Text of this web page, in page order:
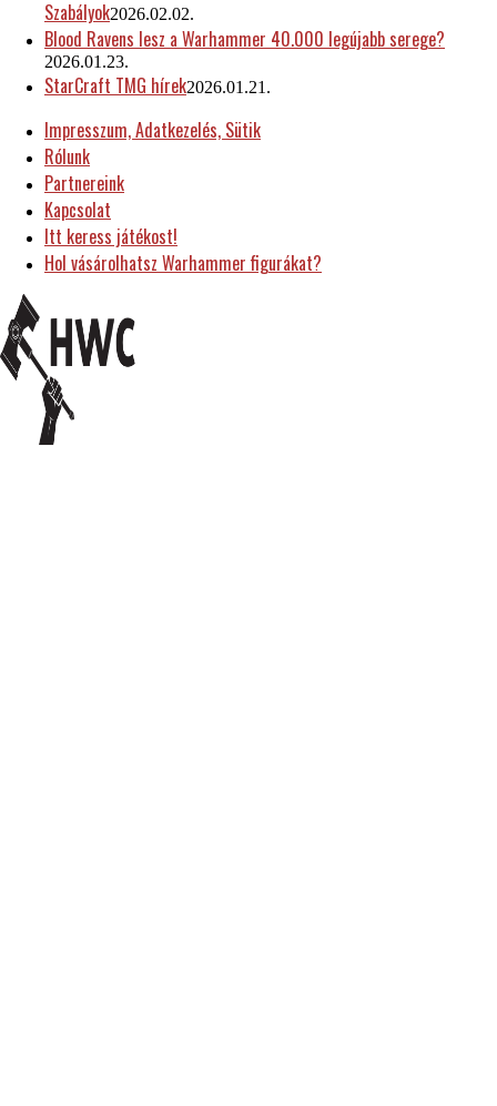
Szabályok2026.02.02.
Blood Ravens lesz a Warhammer 40.000 legújabb serege?
2026.01.23.
StarCraft TMG hírek2026.01.21.
Impresszum, Adatkezelés, Sütik
Rólunk
Partnereink
Kapcsolat
Itt keress játékost!
Hol vásárolhatsz Warhammer figurákat?